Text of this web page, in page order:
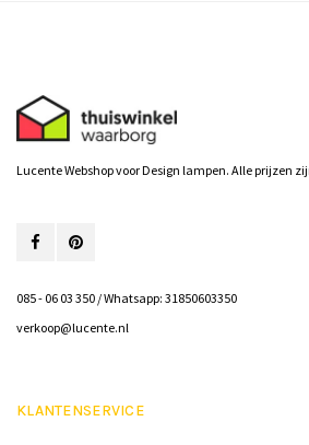
Lucente Webshop voor Design lampen. Alle prijzen
085 - 06 03 350 / Whatsapp: 31850603350
verkoop@lucente.nl
KLANTENSERVICE